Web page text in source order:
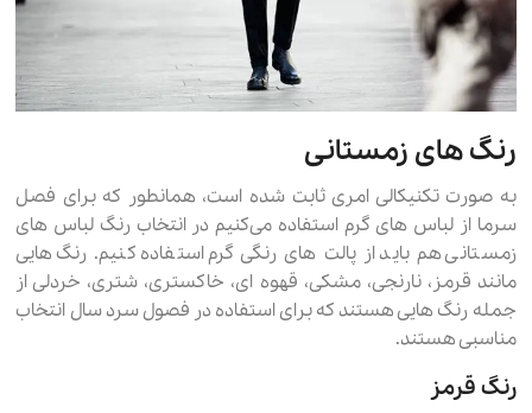
رنگ های زمستانی
به صورت تکنیکالی امری ثابت شده است، همانطور که برای فصل
سرما از لباس های گرم استفاده می‌کنیم در انتخاب رنگ لباس های
زمستانی هم باید از پالت های رنگی گرم استفاده کنیم. رنگ هایی
مانند قرمز، نارنجی، مشکی، قهوه ای، خاکستری، شتری، خردلی از
جمله رنگ هایی هستند که برای استفاده در فصول سرد سال انتخاب
مناسبی هستند.
رنگ قرمز